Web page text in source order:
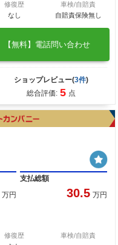
修復歴
なし
車検/自賠責
自賠責保険無し
【無料】電話問い合わせ
ショップレビュー(3件)
総合評価: 5 点
万円
支払総額
30.5 万円
修復歴
車検/自賠責